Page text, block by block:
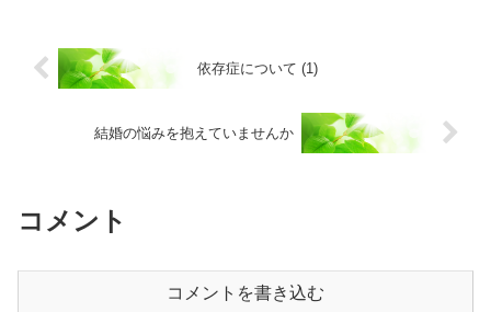
依存症について (1)
結婚の悩みを抱えていませんか
コメント
コメントを書き込む